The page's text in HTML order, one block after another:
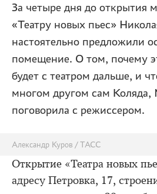
За четыре дня до открытия
«Театру новых пьес»
настоятельно предложили
помещение. О том, почему
будет с театром дальше, и
многом другом сам
поговорила с режиссером.
Александр Куров / ТАСС
Открытие «Театра новых
адресу Петровка, 17,